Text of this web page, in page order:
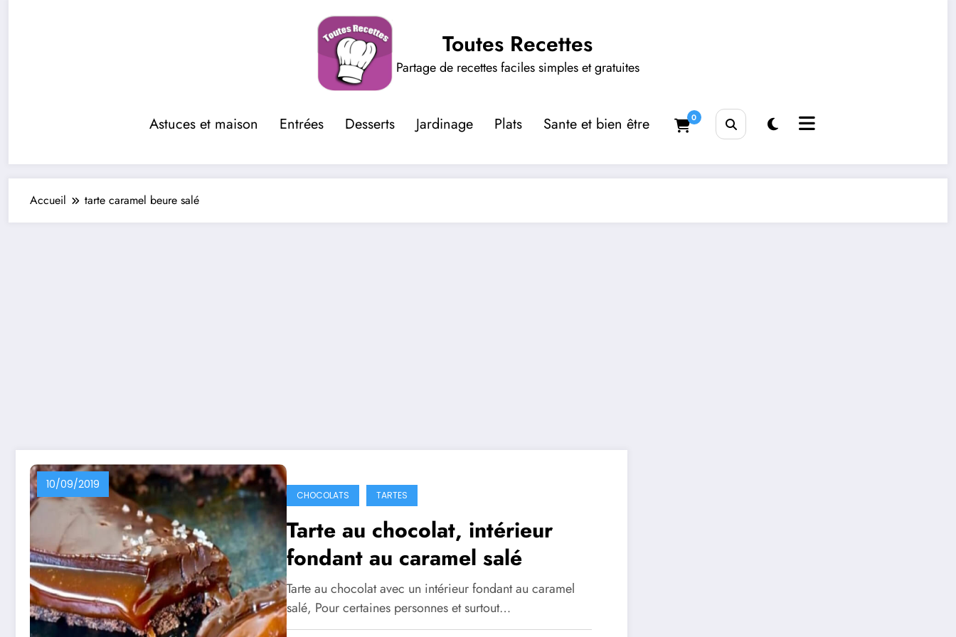
Toutes Recettes
Partage de recettes faciles simples et gratuites
Astuces et maison Entrées Desserts Jardinage Plats Sante et bien être 0
Accueil tarte caramel beure salé
10/09/2019
CHOCOLATS TARTES
Tarte au chocolat, intérieur
fondant au caramel salé
Tarte au chocolat avec un intérieur fondant au caramel
salé, Pour certaines personnes et surtout…